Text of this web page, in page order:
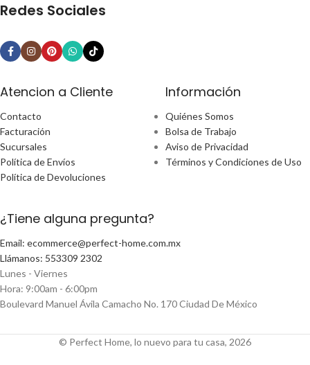
Redes Sociales
Atencion a Cliente
Contacto
Facturación
Sucursales
Política de Envíos
Política de Devoluciones
Información
Quiénes Somos
Bolsa de Trabajo
Aviso de Privacidad
Términos y Condiciones de Uso
¿Tiene alguna pregunta?
Email: ecommerce@perfect-home.com.mx
Llámanos: 553309 2302
Lunes - Viernes
Hora: 9:00am - 6:00pm
Boulevard Manuel Ávila Camacho No. 170 Ciudad De México
© Perfect Home, lo nuevo para tu casa, 2026